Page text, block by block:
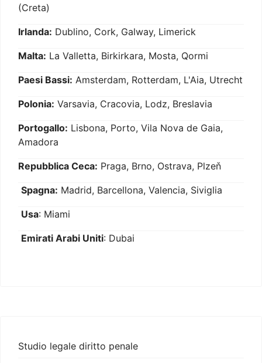
(Creta)
Irlanda: Dublino, Cork, Galway, Limerick
Malta: La Valletta, Birkirkara, Mosta, Qormi
Paesi Bassi: Amsterdam, Rotterdam, L'Aia, Utrecht
Polonia: Varsavia, Cracovia, Lodz, Breslavia
Portogallo: Lisbona, Porto, Vila Nova de Gaia,
Amadora
Repubblica Ceca: Praga, Brno, Ostrava, Plzeň
Spagna: Madrid, Barcellona, Valencia, Siviglia
Usa: Miami
Emirati Arabi Uniti: Dubai
Studio legale diritto penale